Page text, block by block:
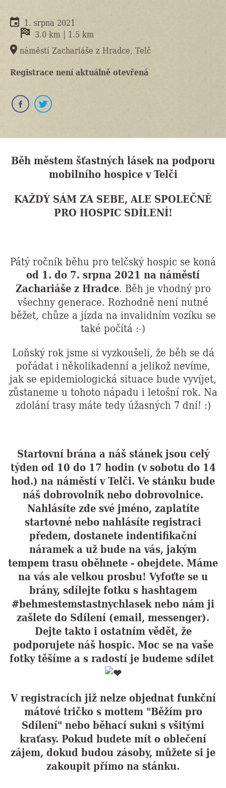
1. srpna 2021
3.0 km | 1.5 km
náměstí Zachariáše z Hradce, Telč
Registrace není aktuálně otevřená
Běh městem šťastných lásek na podporu
mobilního hospice v Telči
KAŽDÝ SÁM ZA SEBE, ALE SPOLEČNĚ
PRO HOSPIC SDÍLENÍ!
Pátý ročník běhu pro telčský hospic se koná
od 1. do 7. srpna 2021 na náměstí
Zachariáše z Hradce. Běh je vhodný pro
všechny generace. Rozhodně není nutné
běžet, chůze a jízda na invalidním vozíku se
také počítá :-)
Loňský rok jsme si vyzkoušeli, že běh se dá
pořádat i několikadenní a jelikož nevíme,
jak se epidemiologická situace bude vyvíjet,
zůstaneme u tohoto nápadu i letošní rok. Na
zdolání trasy máte tedy úžasných 7 dní! :)
Startovní brána a náš stánek jsou celý
týden od 10 do 17 hodin (v sobotu do 14
hod.) na náměstí v Telči. Ve stánku bude
náš dobrovolník nebo dobrovolnice.
Nahlásíte zde své jméno, zaplatíte
startovné nebo nahlásíte registraci
předem, dostanete indentifikační
náramek a už bude na vás, jakým
tempem trasu oběhnete - obejdete. Máme
na vás ale velkou prosbu! Vyfoťte se u
brány, sdílejte fotku s hashtagem
#behmestemstastnychlasek nebo nám ji
zašlete do Sdílení (email, messenger).
Dejte takto i ostatním vědět, že
podporujete náš hospic. Moc se na vaše
fotky těšíme a s radostí je budeme sdílet
V registracích již nelze objednat funkční
mátové tričko s mottem "Běžím pro
Sdílení" nebo běhací sukni s všitými
kraťasy. Pokud budete mít o oblečení
zájem, dokud budou zásoby, můžete si je
zakoupit přímo na stánku.